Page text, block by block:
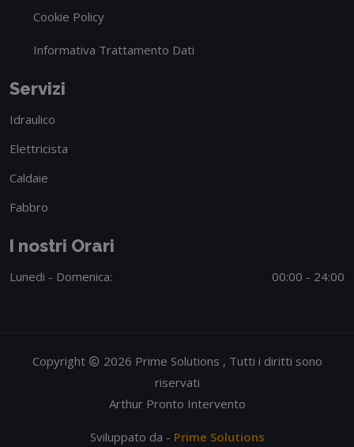
Cookie Policy
Informativa Trattamento Dati
Servizi
Idraulico
Elettricista
Caldaie
Fabbro
I nostri Orari
Lunedi - Domenica: 00:00 - 24:00
Copyright
2026 Prime Solutions , Tutti i diritti sono
riservati
Arthur Pronto Intervento
Sviluppato da - Prime Solutions